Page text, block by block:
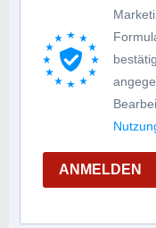
ANMELDEN